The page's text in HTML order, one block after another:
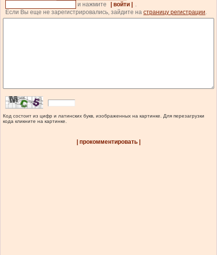
и нажмите
| войти |
.
Если Вы еще не зарегистрировались, зайдите на страницу регистрации.
Код состоит из цифр и латинских букв, изображенных на картинке. Для перезагрузки
кода кликните на картинке.
| прокомментировать |